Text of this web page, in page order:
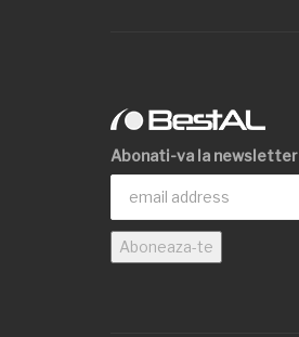
Abonati-va la newsletter